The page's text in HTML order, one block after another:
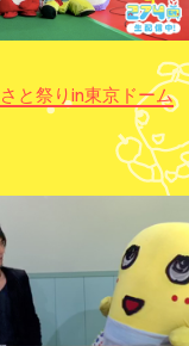
と祭りin東京ドーム